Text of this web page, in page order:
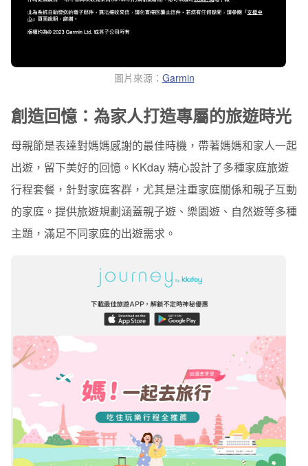
圖片來源： Garmin
創造回憶：為家人打造專屬的旅遊時光
母親節是表達對媽媽感謝的最佳時機，帶著媽媽和家人一起
出遊，留下美好的回憶。KKday 精心設計了多種家庭旅遊
行程套餐，針對家庭客群，尤其是注重家庭關係和親子互動
的家庭。提供旅遊規劃涵蓋親子遊、樂園遊、自然遊等多種
主題，滿足不同家庭的出遊需求。